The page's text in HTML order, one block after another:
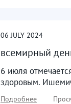
06 JULY 2024
всемирный
6 июля
здоровым.
Подробнее